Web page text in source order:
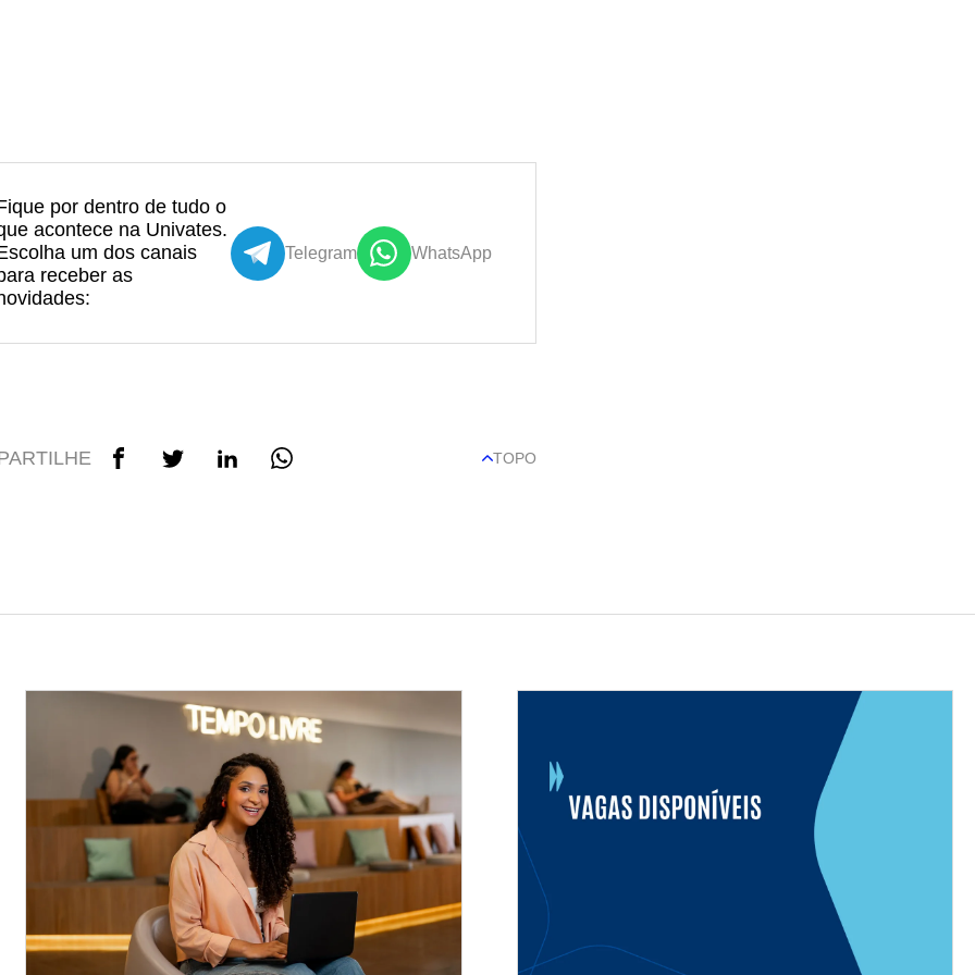
por dentro de tudo o
acontece na Univates.
um dos canais
receber as
Telegram WhatsApp
TOPO